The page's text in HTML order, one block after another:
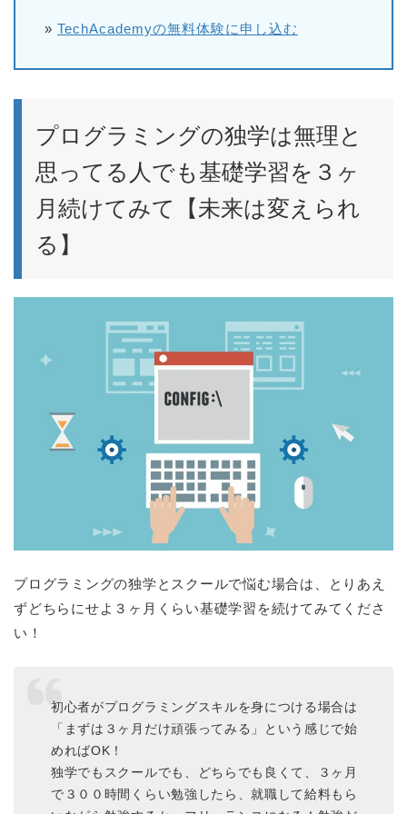
» TechAcademyの無料体験に申し込む
プログラミングの独学は無理と
思ってる人でも基礎学習を３ヶ
月続けてみて【未来は変えられ
る】
プログラミングの独学とスクールで悩む場合は、とりあえ
ずどちらにせよ３ヶ月くらい基礎学習を続けてみてくださ
い！
初心者がプログラミングスキルを身につける場合は
「まずは３ヶ月だけ頑張ってみる」という感じで始
めればOK！
独学でもスクールでも、どちらでも良くて、３ヶ月
で３００時間くらい勉強したら、就職して給料もら